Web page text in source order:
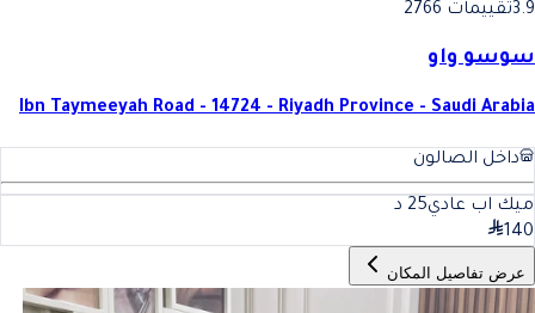
3.9تقييمات 2766
سوسو واو
Ibn Taymeeyah Road - 14724 - Riyadh Province - Saudi Arabia
داخل الصالون
ميك اب عادي25 د
140
عرض تفاصيل المكان